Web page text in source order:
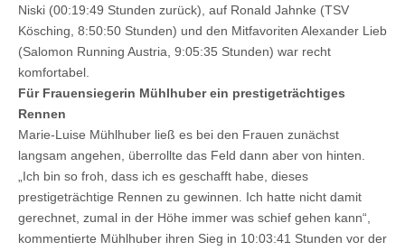
Niski (00:19:49 Stunden zurück), auf Ronald Jahnke (TSV
Kösching, 8:50:50 Stunden) und den Mitfavoriten Alexander Lieb
(Salomon Running Austria, 9:05:35 Stunden) war recht
komfortabel.
Für Frauensiegerin Mühlhuber ein prestigeträchtiges
Rennen
Marie-Luise Mühlhuber ließ es bei den Frauen zunächst
langsam angehen, überrollte das Feld dann aber von hinten.
„Ich bin so froh, dass ich es geschafft habe, dieses
prestigeträchtige Rennen zu gewinnen. Ich hatte nicht damit
gerechnet, zumal in der Höhe immer was schief gehen kann“,
kommentierte Mühlhuber ihren Sieg in 10:03:41 Stunden vor der